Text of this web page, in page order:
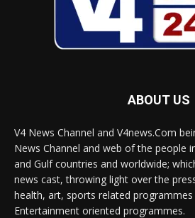
ABOUT US
V4 News Channel and V4news.Com
News Channel and web of the people
and Gulf countries and worldwide;
news cast, throwing light over the
health, art, sports related
Entertainment oriented programmes.